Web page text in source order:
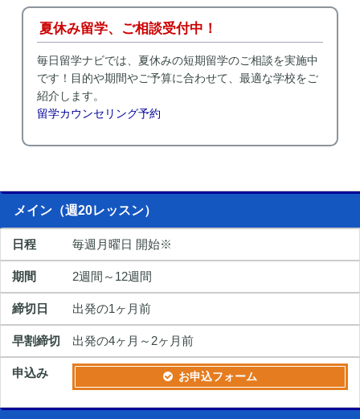
夏休み留学、ご相談受付中！
毎日留学ナビでは、夏休みの短期留学のご相談を実施中
です！目的や期間やご予算に合わせて、最適な学校をご
紹介します。
留学カウンセリング予約
メイン（週20レッスン）
毎週月曜日 開始※
2週間～12週間
出発の1ヶ月前
出発の4ヶ月～2ヶ月前
お申込フォーム